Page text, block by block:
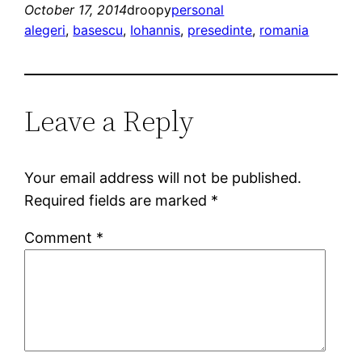
October 17, 2014droopypersonal
alegeri, basescu, Iohannis, presedinte, romania
Leave a Reply
Your email address will not be published.
Required fields are marked *
Comment *